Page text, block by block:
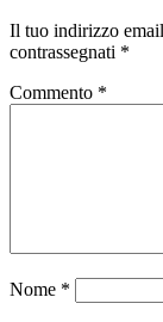
Il tuo indirizzo
contrassegnati *
Commento *
Nome *